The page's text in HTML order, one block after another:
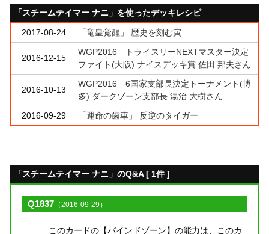
「スチームテイマー ナニ」を使ったデッキレシピ
2017-08-24 「竜皇覚醒」 歴史を刻む寅
2016-12-15
WGP2016 トライスリーNEXTマスター決定
ファイト(大阪) ナイスデッキ賞 佐田 邦夫さん
2016-10-13
WGP2016 6国家支部長決定トーナメント(博
多) ダークゾーン支部長 湯治 大樹さん
2016-09-29
「運命の歯車」 反逆のタイガー
「スチームテイマー ナニ」のQ&A [ 1件 ]
Q1837 （2016-09-29）
このカードの【バインドゾーン】の能力は、このカ